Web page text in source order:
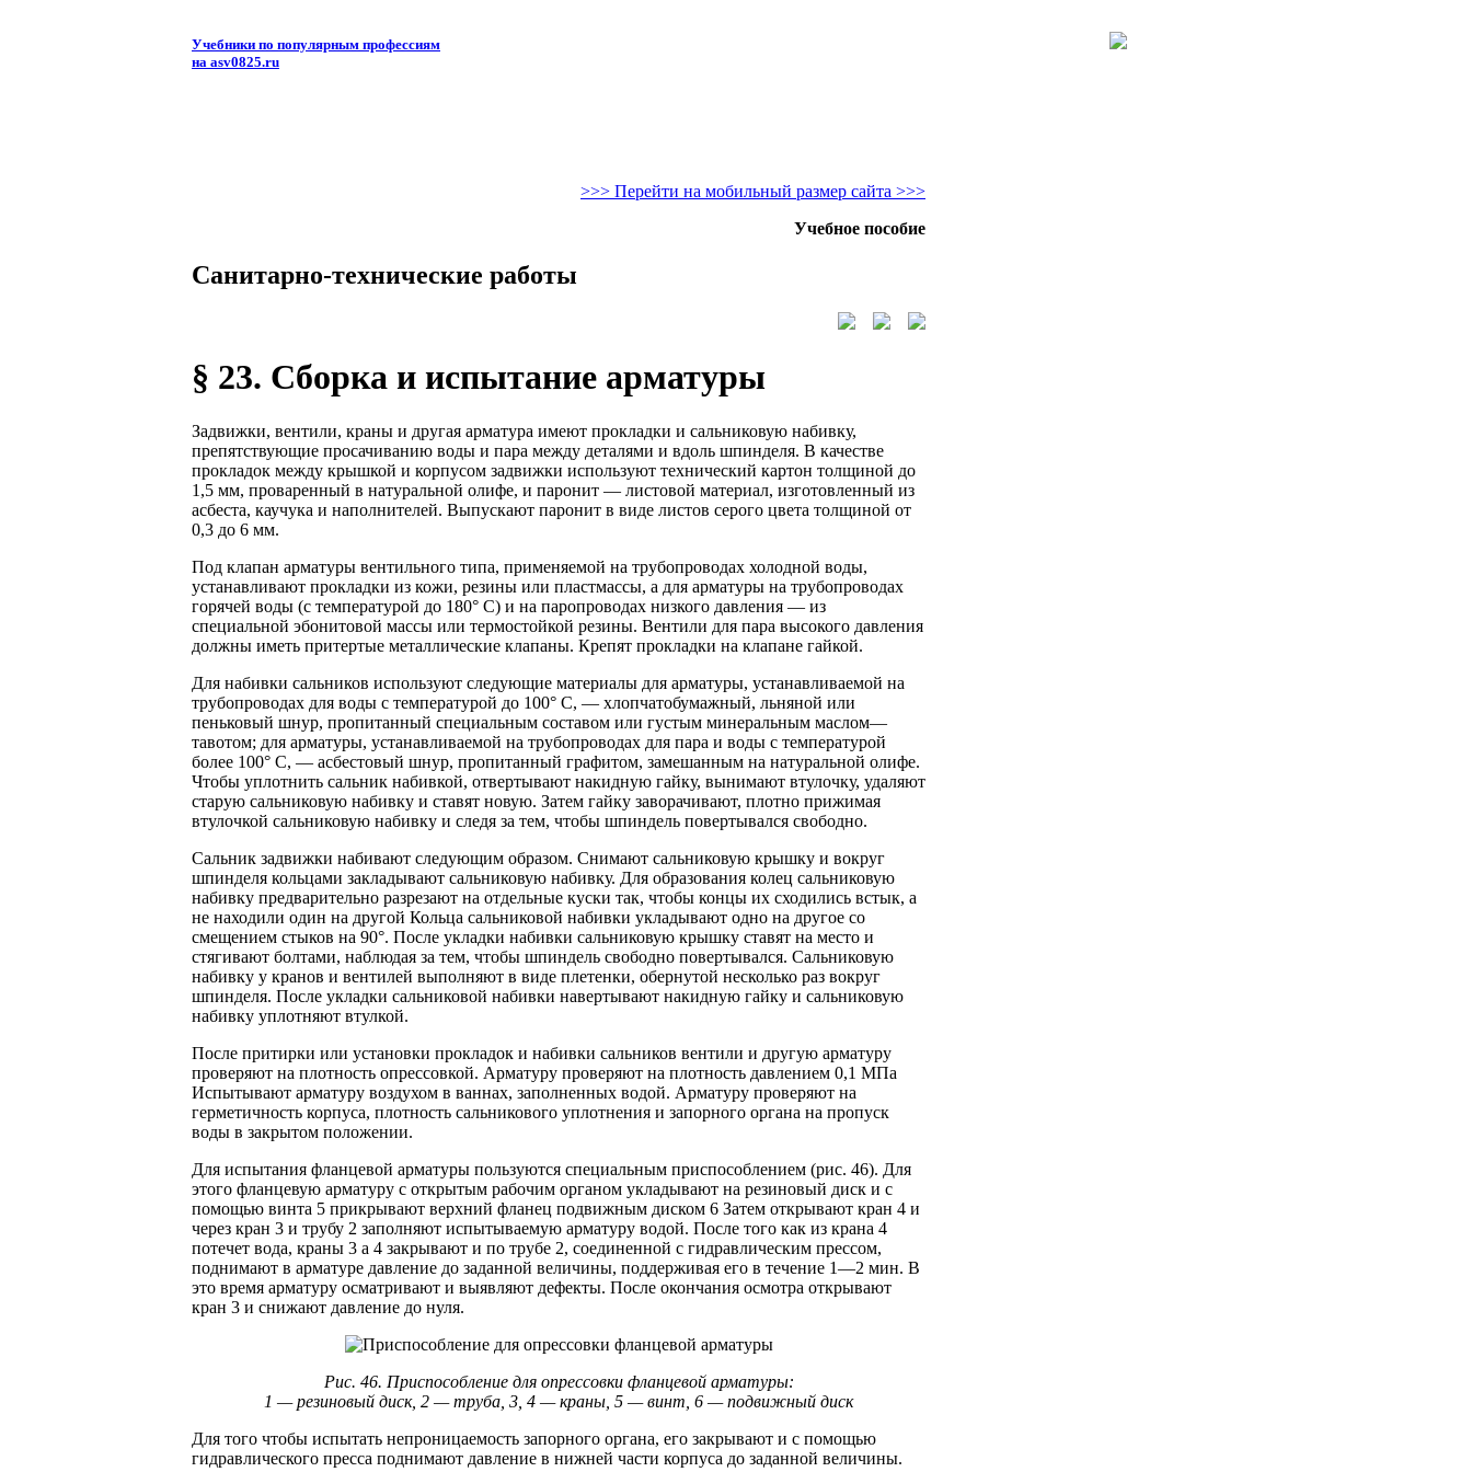
Учебники по популярным профессиям
на asv0825.ru
>>> Перейти на мобильный размер сайта >>>
Учебное пособие
Санитарно-технические работы
§ 23. Сборка и испытание арматуры
Задвижки, вентили, краны и другая арматура имеют прокладки и сальниковую набивку,
препятствующие просачиванию воды и пара между деталями и вдоль шпинделя. В качестве
прокладок между крышкой и корпусом задвижки используют технический картон толщиной до
1,5 мм, проваренный в натуральной олифе, и паронит — листовой материал, изготовленный из
асбеста, каучука и наполнителей. Выпускают паронит в виде листов серого цвета толщиной от
0,3 до 6 мм.
Под клапан арматуры вентильного типа, применяемой на трубопроводах холодной воды,
устанавливают прокладки из кожи, резины или пластмассы, а для арматуры на трубопроводах
горячей воды (с температурой до 180° С) и на паропроводах низкого давления — из
специальной эбонитовой массы или термостойкой резины. Вентили для пара высокого давления
должны иметь притертые металлические клапаны. Крепят прокладки на клапане гайкой.
Для набивки сальников используют следующие материалы для арматуры, устанавливаемой на
трубопроводах для воды с температурой до 100° С, — хлопчатобумажный, льняной или
пеньковый шнур, пропитанный специальным составом или густым минеральным маслом—
тавотом; для арматуры, устанавливаемой на трубопроводах для пара и воды с температурой
более 100° С, — асбестовый шнур, пропитанный графитом, замешанным на натуральной олифе.
Чтобы уплотнить сальник набивкой, отвертывают накидную гайку, вынимают втулочку, удаляют
старую сальниковую набивку и ставят новую. Затем гайку заворачивают, плотно прижимая
втулочкой сальниковую набивку и следя за тем, чтобы шпиндель повертывался свободно.
Сальник задвижки набивают следующим образом. Снимают сальниковую крышку и вокруг
шпинделя кольцами закладывают сальниковую набивку. Для образования колец сальниковую
набивку предварительно разрезают на отдельные куски так, чтобы концы их сходились встык, а
не находили один на другой Кольца сальниковой набивки укладывают одно на другое со
смещением стыков на 90°. После укладки набивки сальниковую крышку ставят на место и
стягивают болтами, наблюдая за тем, чтобы шпиндель свободно повертывался. Сальниковую
набивку у кранов и вентилей выполняют в виде плетенки, обернутой несколько раз вокруг
шпинделя. После укладки сальниковой набивки навертывают накидную гайку и сальниковую
набивку уплотняют втулкой.
После притирки или установки прокладок и набивки сальников вентили и другую арматуру
проверяют на плотность опрессовкой. Арматуру проверяют на плотность давлением 0,1 МПа
Испытывают арматуру воздухом в ваннах, заполненных водой. Арматуру проверяют на
герметичность корпуса, плотность сальникового уплотнения и запорного органа на пропуск
воды в закрытом положении.
Для испытания фланцевой арматуры пользуются специальным приспособлением (рис. 46). Для
этого фланцевую арматуру с открытым рабочим органом укладывают на резиновый диск и с
помощью винта 5 прикрывают верхний фланец подвижным диском 6 Затем открывают кран 4 и
через кран 3 и трубу 2 заполняют испытываемую арматуру водой. После того как из крана 4
потечет вода, краны 3 а 4 закрывают и по трубе 2, соединенной с гидравлическим прессом,
поднимают в арматуре давление до заданной величины, поддерживая его в течение 1—2 мин. В
это время арматуру осматривают и выявляют дефекты. После окончания осмотра открывают
кран 3 и снижают давление до нуля.
Рис. 46. Приспособление для опрессовки фланцевой арматуры:
1 — резиновый диск, 2 — труба, 3, 4 — краны, 5 — винт, 6 — подвижный диск
Для того чтобы испытать непроницаемость запорного органа, его закрывают и с помощью
гидравлического пресса поднимают давление в нижней части корпуса до заданной величины.